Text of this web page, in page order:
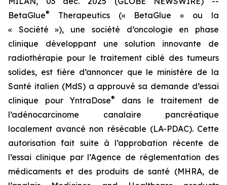
BetaGlue®
Therapeutics (« BetaGlue » ou la
« Société »), une société d’oncologie en phase
clinique développant une solution innovante de
radiothérapie pour le traitement ciblé des tumeurs
solides, est fière d’annoncer que le ministère de la
Santé italien (MdS) a approuvé sa demande d’essai
clinique pour YntraDose®
dans le traitement de
l’adénocarcinome canalaire pancréatique
localement avancé non résécable (LA-PDAC). Cette
autorisation fait suite à l’approbation récente de
l’essai clinique par l’Agence de réglementation des
médicaments et des produits de santé (MHRA, de